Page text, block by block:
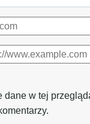
dane w tej